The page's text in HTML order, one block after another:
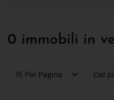
0 immobili in
15 Per Pagina Dal